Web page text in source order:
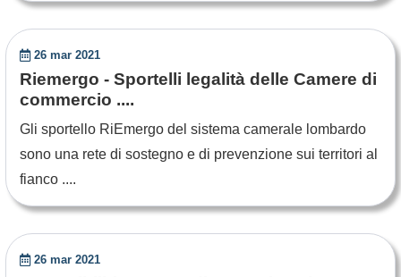
26 mar 2021
Riemergo - Sportelli legalità delle Camere di
commercio ....
Gli sportello RiEmergo del sistema camerale lombardo
sono una rete di sostegno e di prevenzione sui territori al
fianco ....
26 mar 2021